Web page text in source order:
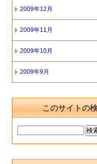
2009年12月
2009年11月
2009年10月
2009年9月
このサイトの